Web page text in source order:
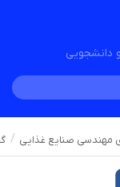
دانشجویی
مهندسی صنایع غذایی